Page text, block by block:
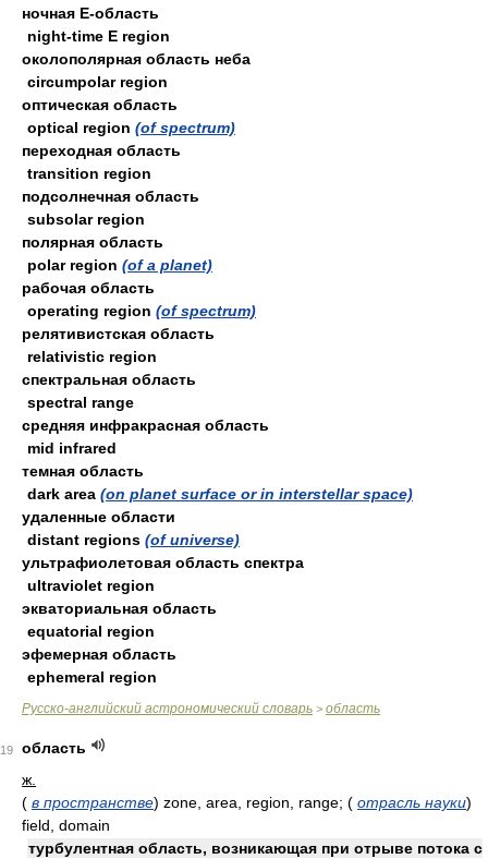
ночная Е-область
night-time E region
околополярная область неба
circumpolar region
оптическая область
optical region (of spectrum)
переходная область
transition region
подсолнечная область
subsolar region
полярная область
polar region (of a planet)
рабочая область
operating region (of spectrum)
релятивистская область
relativistic region
спектральная область
spectral range
средняя инфракрасная область
mid infrared
темная область
dark area (on planet surface or in interstellar space)
удаленные области
distant regions (of universe)
ультрафиолетовая область спектра
ultraviolet region
экваториальная область
equatorial region
эфемерная область
ephemeral region
Русско-английский астрономический словарь > область
19
область
ж.
( в пространстве) zone, area, region, range; ( отрасль науки)
field, domain
турбулентная область, возникающая при отрыве потока с